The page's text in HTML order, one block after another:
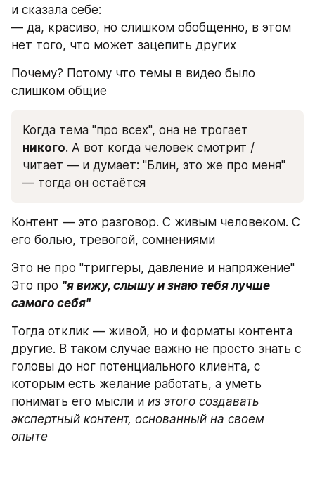
и сказала себе:
— да, красиво, но слишком обобщенно, в этом
нет того, что может зацепить других
Почему? Потому что темы в видео было
слишком общие
никого. А вот когда человек смотрит /
читает — и думает: "Блин, это же про меня"
— тогда он остаётся
Контент — это разговор. С живым человеком. С
его болью, тревогой, сомнениями
Это не про "триггеры, давление и напряжение"
Это про "я вижу, слышу и знаю тебя лучше
самого себя"
Тогда отклик — живой, но и форматы контента
другие. В таком случае важно не просто знать с
головы до ног потенциального клиента, с
которым есть желание работать, а уметь
понимать его мысли и из этого создавать
экспертный контент, основанный на своем
опыте